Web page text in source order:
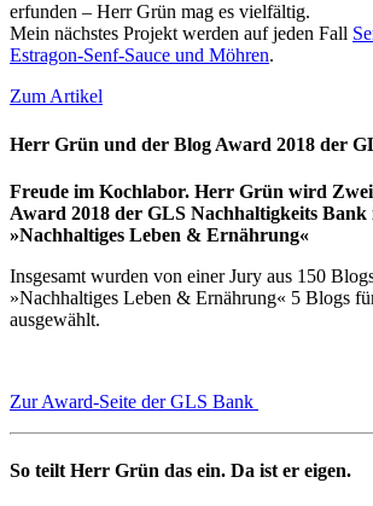
erfunden – Herr Grün mag es vielfältig.
Mein nächstes Projekt werden auf jeden Fall
Estragon-Senf-Sauce und Möhren.
Zum Artikel
Herr Grün und der Blog Award 2018 der
Freude im Kochlabor. Herr Grün wird
Award 2018 der GLS Nachhaltigkeits
»Nachhaltiges Leben & Ernährung«
Insgesamt wurden von einer Jury aus 150
»Nachhaltiges Leben & Ernährung« 5 Blogs
ausgewählt.
Zur Award-Seite der GLS Bank
So teilt Herr Grün das ein. Da ist er eigen.